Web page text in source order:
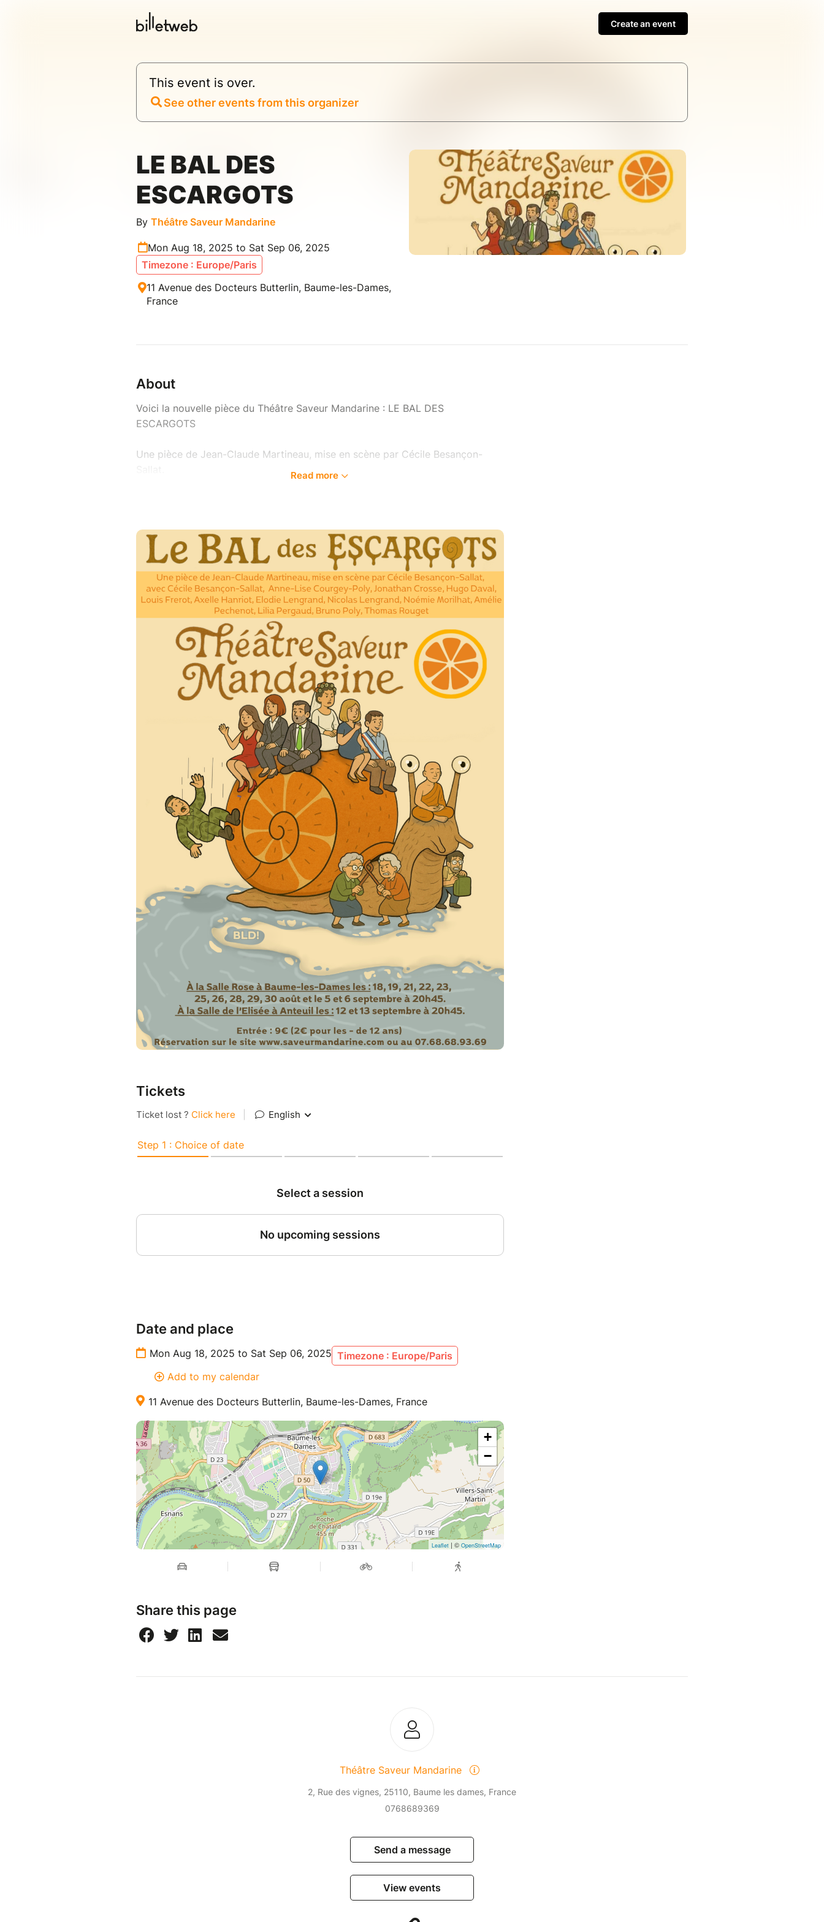
Create an event
This event is over.
See other events from this organizer
LE BAL DES
ESCARGOTS
By Théâtre Saveur Mandarine
Mon Aug 18, 2025 to Sat Sep 06, 2025
Timezone : Europe/Paris
11 Avenue des Docteurs Butterlin, Baume-les-Dames,
France
About
Voici la nouvelle pièce du Théâtre Saveur Mandarine : LE BAL DES
ESCARGOTS
Une pièce de Jean-Claude Martineau, mise en scène par Cécile Besançon-
Anne-Lise Courgey-Poly
Jonathan Crosse
Hugo Daval
Louis Frérot
Axelle Hanriot
Elodie Lengrand
Noémie Morilhat
Amélie Péchenot
Lilia Pergaud
Bruno Poly
& Thomas Rouget
Read more
Tickets
Date and place
Mon Aug 18, 2025 to Sat Sep 06, 2025 Timezone : Europe/Paris
Add to my calendar
11 Avenue des Docteurs Butterlin, Baume-les-Dames, France
+
−
Leaflet | © OpenStreetMap
Share this page
Théâtre Saveur Mandarine
2, Rue des vignes, 25110, Baume les dames, France
0768689369
Send a message
View events